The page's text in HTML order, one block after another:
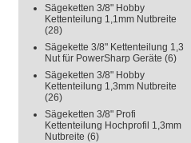
Sägeketten 3/8" Hobby
Kettenteilung 1,1mm Nutbreite
(28)
Sägekette 3/8" Kettenteilung 1,3
Nut für PowerSharp Geräte (6)
Sägeketten 3/8" Hobby
Kettenteilung 1,3mm Nutbreite
(26)
Sägeketten 3/8" Profi
Kettenteilung Hochprofil 1,3mm
Nutbreite (6)